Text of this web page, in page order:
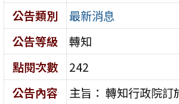
公告類別
最新消息
公告等級
轉知
點閱次數
242
公告內容
主旨： 轉知行政院訂